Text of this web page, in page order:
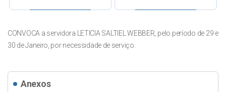
CONVOCA a servidora LETICIA SALTIEL WEBBER, pelo período de 29 e
30 de Janeiro, por necessidade de serviço.
Anexos